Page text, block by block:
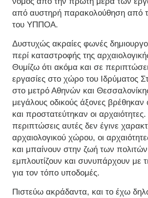
από αυστηρή παρακολούθηση από
του ΥΠΠΟΑ.
Δυστυχώς ακραίες φωνές
περί καταστροφής της
Θυμίζω ότι ακόμα και σε
εργασίες στο χώρο του Ιδρύματος
στο μετρό Αθηνών και
μεγάλους οδικούς άξονες βρέθηκαν
και προστατεύτηκαν οι αρχαιότητες.
περιπτώσεις αυτές δεν έγινε
αρχαιολογικού χώρου, οι
και μπαίνουν στην ζωή των
εμπλουτίζουν και συνυπάρχουν με
για τον τόπο υποδομές.
Πιστεύω ακράδαντα, και το έχω